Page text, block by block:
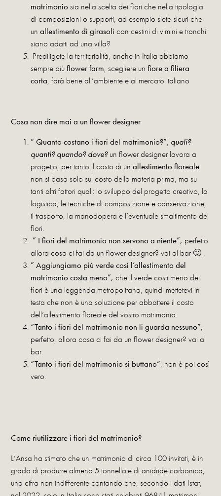
matrimoniosia nella scelta dei fiori che nella tipologia
di composizioni o supporti, ad esempio siete sicuri che
unallestimento di girasoli con cestini di vimini e tronchi
siano adatti ad una villa?
Prediligete la territorialità, anche in Italia abbiamo
sempre piùflower farm, scegliere un fiore a filiera
corta, farà bene all’ambiente e al mercato italiano
Cosa non dire mai a un flower designer
” Quanto costano i fiori del matrimonio?”, quali?
quanti? quando? dove?un flower designer lavora a
progetto, per tanto il costo di unallestimento floreale
non si basa solo sul costo della materia prima, ma su
tanti altri fattori quali: lo sviluppo del progetto creativo, la
logistica, le tecniche di composizione e conservazione,
il trasporto, la manodopera e l’eventuale smaltimento dei
fiori.
” I fiori del matrimonio non servono a niente”, perfetto
allora cosa ci fai da un flower designer? vai al bar 🙂 .
” Aggiungiamo più verde così l’allestimento del
matrimonio costa meno”, che il verde costi meno dei
fiori è una leggenda metropolitana, quindi mettetevi in
testa che non è una soluzione per abbattere il costo
dell’allestimento floreale del vostro matrimonio.
“Tanto i fiori del matrimonio non li guarda nessuno”,
perfetto, allora cosa ci fai da un flower designer? vai al
bar.
“Tanto i fiori del matrimonio si buttano”, non è poi così
vero.
Come riutilizzare i fiori del matrimonio?
L’Ansa ha stimato che un matrimonio di circa 100 invitati, è in
grado di produrre almeno 5 tonnellate di anidride carbonica,
una cifra non indifferente contando che, secondo i dati Istat,